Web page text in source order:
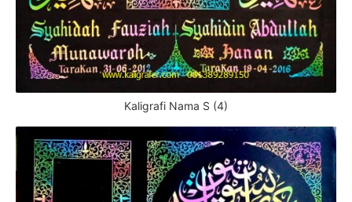
Kaligrafi Nama S (4)